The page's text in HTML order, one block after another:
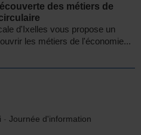
des métiers de
d'Ixelles vous propose un
les métiers de l'économie...
- Journée d'information